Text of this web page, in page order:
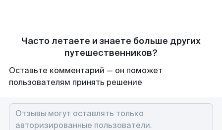
Часто летаете и знаете больше других
путешественников?
Оставьте комментарий — он поможет
пользователям принять решение